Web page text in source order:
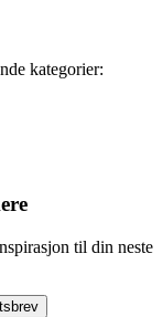
kategorier:
til din neste